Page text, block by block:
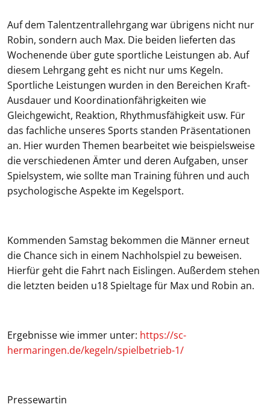
Auf dem Talentzentrallehrgang war übrigens nicht nur
Robin, sondern auch Max. Die beiden lieferten das
Wochenende über gute sportliche Leistungen ab. Auf
diesem Lehrgang geht es nicht nur ums Kegeln.
Sportliche Leistungen wurden in den Bereichen Kraft-
Ausdauer und Koordinationfährigkeiten wie
Gleichgewicht, Reaktion, Rhythmusfähigkeit usw. Für
das fachliche unseres Sports standen Präsentationen
an. Hier wurden Themen bearbeitet wie beispielsweise
die verschiedenen Ämter und deren Aufgaben, unser
Spielsystem, wie sollte man Training führen und auch
psychologische Aspekte im Kegelsport.
Kommenden Samstag bekommen die Männer erneut
die Chance sich in einem Nachholspiel zu beweisen.
Hierfür geht die Fahrt nach Eislingen. Außerdem stehen
die letzten beiden u18 Spieltage für Max und Robin an.
Ergebnisse wie immer unter: https://sc-
hermaringen.de/kegeln/spielbetrieb-1/
Pressewartin